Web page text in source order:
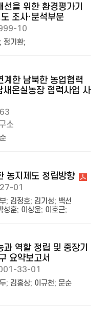
을 위한 환경평가기
조사·분석부문
10
; 정기환;
계한 남북한 농업협력
새온실농장 협력사업 사
소
농지제도 정립방향
01
; 김정호; 김기성; 백선
성훈; 이상윤; 이호근;
역할 정립 및 중장기
요약보고서
33-01
; 김홍상; 이규천; 문순